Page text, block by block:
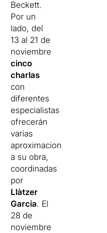
Beckett.
Por un
lado, del
13 al 21 de
noviembre
cinco
charlas
con
diferentes
especialistas
ofrecerán
varias
aproximaciones
a su obra,
coordinadas
por
Llàtzer
Garcia. El
28 de
noviembre